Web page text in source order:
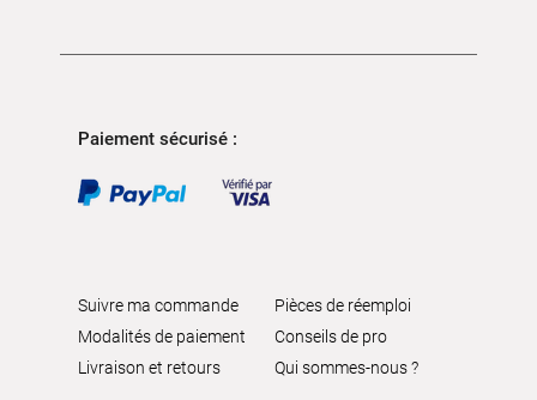
Paiement sécurisé :
Suivre ma commande
Modalités de paiement
Livraison et retours
Pièces de réemploi
Conseils de pro
Qui sommes-nous ?